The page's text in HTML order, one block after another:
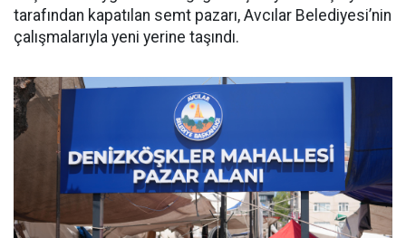
tarafından kapatılan semt pazarı, Avcılar Belediyesi’nin
çalışmalarıyla yeni yerine taşındı.